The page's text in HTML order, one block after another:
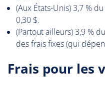
(Aux États-Unis) 3,7 %
0,30 $.
(Partout ailleurs) 3,9 %
des frais fixes (qui
Frais pour les